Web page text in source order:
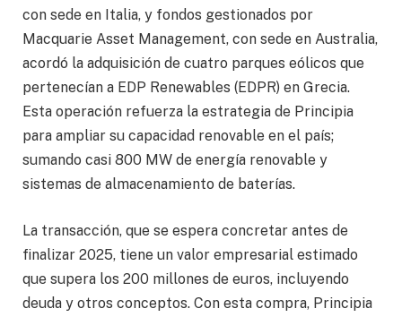
con sede en Italia, y fondos gestionados por
Macquarie Asset Management, con sede en Australia,
acordó la adquisición de cuatro parques eólicos que
pertenecían a EDP Renewables (EDPR) en Grecia.
Esta operación refuerza la estrategia de Principia
para ampliar su capacidad renovable en el país;
sumando casi 800 MW de energía renovable y
sistemas de almacenamiento de baterías.
La transacción, que se espera concretar antes de
finalizar 2025, tiene un valor empresarial estimado
que supera los 200 millones de euros, incluyendo
deuda y otros conceptos. Con esta compra, Principia